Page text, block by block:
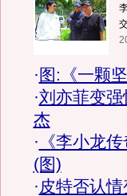
· 图:《一颗
·刘亦菲变
杰
· 《李小龙
(图)
·皮特否认